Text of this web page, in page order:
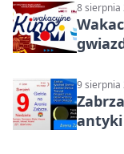
8 sierpnia
9 sierpnia